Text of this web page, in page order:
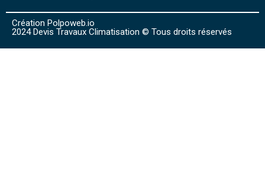
Création Polpoweb.io
2024 Devis Travaux Climatisation © Tous droits réservés